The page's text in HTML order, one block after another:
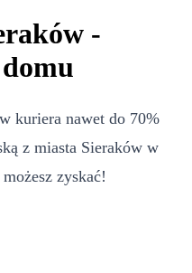
-
kuriera nawet do 70%
z miasta Sieraków w
zyskać!